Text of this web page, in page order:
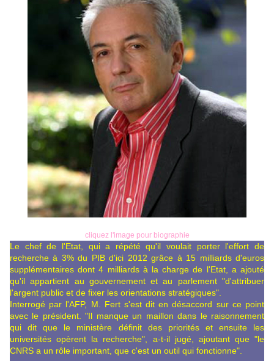
cliquez l'image pour biographie
Le chef de l'Etat, qui a répété qu'il voulait porter l'effort de
recherche à 3% du PIB d'ici 2012 grâce à 15 milliards d'euros
supplémentaires dont 4 milliards à la charge de l'Etat, a ajouté
qu'il appartient au gouvernement et au parlement "d'attribuer
l'argent public et de fixer les orientations stratégiques".
Interrogé par l'AFP, M. Fert s'est dit en désaccord sur ce point
avec le président. "Il manque un maillon dans le raisonnement
qui dit que le ministère définit des priorités et ensuite les
universités opèrent la recherche", a-t-il jugé, ajoutant que "le
CNRS a un rôle important, que c'est un outil qui fonctionne".